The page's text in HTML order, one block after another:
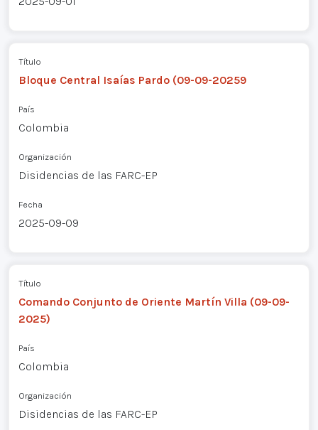
Título
Bloque Central Isaías Pardo (09-09-20259
País
Colombia
Organización
Disidencias de las FARC-EP
Fecha
2025-09-09
Título
Comando Conjunto de Oriente Martín Villa (09-09-
2025)
País
Colombia
Organización
Disidencias de las FARC-EP